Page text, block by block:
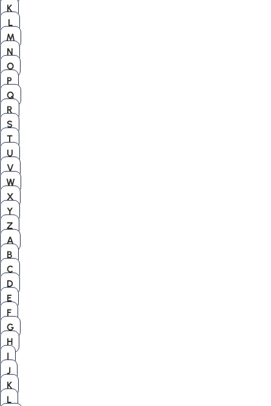
K
L
M
N
O
P
Q
R
S
T
U
V
W
X
Y
Z
A
B
C
D
E
F
G
H
I
J
K
L